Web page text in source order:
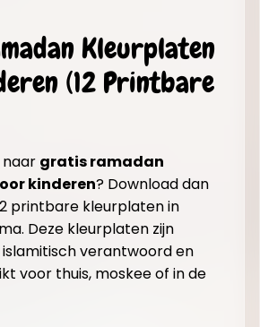
Kleurplaten
(12 Printbare
naar gratis ramadan
kinderen? Download dan
printbare kleurplaten in
Deze kleurplaten zijn
islamitisch verantwoord en
voor thuis, moskee of in de